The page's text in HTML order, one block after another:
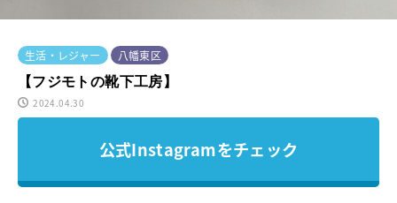
生活・レジャー
八幡東区
【フジモトの靴下工房】
2024.04.30
公式Instagramをチェック